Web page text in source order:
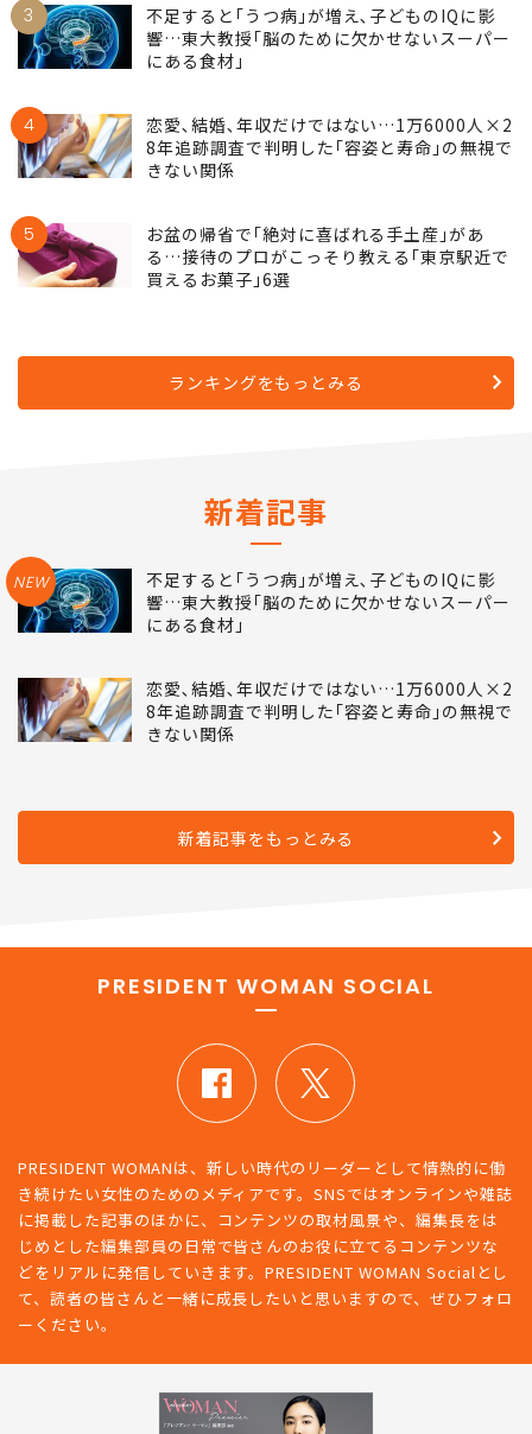
3
不足すると｢うつ病｣が増え､子どものIQに影
響…東大教授｢脳のために欠かせないスーパー
にある食材｣
4
恋愛､結婚､年収だけではない…1万6000人×2
8年追跡調査で判明した｢容姿と寿命｣の無視で
きない関係
5
お盆の帰省で｢絶対に喜ばれる手土産｣があ
る…接待のプロがこっそり教える｢東京駅近で
買えるお菓子｣6選
ランキングをもっとみる
新着記事
NEW
不足すると｢うつ病｣が増え､子どものIQに影
響…東大教授｢脳のために欠かせないスーパー
にある食材｣
恋愛､結婚､年収だけではない…1万6000人×2
8年追跡調査で判明した｢容姿と寿命｣の無視で
きない関係
新着記事をもっとみる
PRESIDENT WOMAN SOCIAL
PRESIDENT WOMANは、新しい時代のリーダーとして情熱的に働
き続けたい女性のためのメディアです。SNSではオンラインや雑誌
に掲載した記事のほかに、コンテンツの取材風景や、編集長をは
じめとした編集部員の日常で皆さんのお役に立てるコンテンツな
どをリアルに発信していきます。PRESIDENT WOMAN Socialとし
て、読者の皆さんと一緒に成長したいと思いますので、ぜひフォロ
ーください。